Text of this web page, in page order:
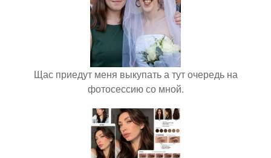
Щас приедут меня выкупать а тут очередь на
фотосессию со мной.